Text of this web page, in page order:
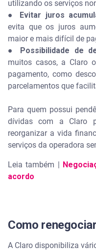
utilizando os serviços
● Evitar juros
evita que os juros
maior e mais difícil de
● Possibilidade de
muitos casos, a Claro
pagamento, como
parcelamentos que
Para quem possui
dívidas com a Claro
reorganizar a vida
serviços da operadora
Leia também |
acordo
Como
A Claro disponibiliza